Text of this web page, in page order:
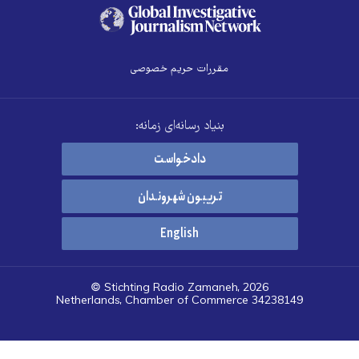
مقررات حریم خصوصی
بنیاد رسانه‌ای زمانه:
دادخواست
تریبون شهروندان
English
© Stichting Radio Zamaneh, 2026
Netherlands, Chamber of Commerce 34238149